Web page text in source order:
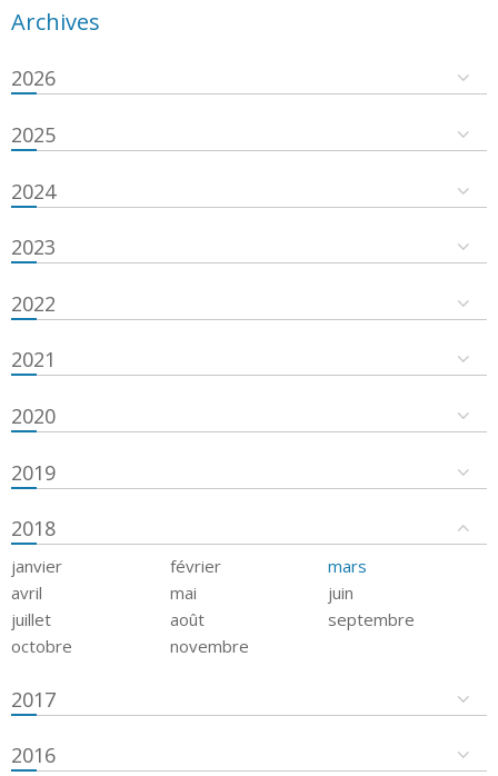
Archives
2026
2025
2024
2023
2022
2021
2020
2019
2018
janvier février
mars
avril
mai
juin
juillet
août
septembre
octobre
novembre
2017
2016